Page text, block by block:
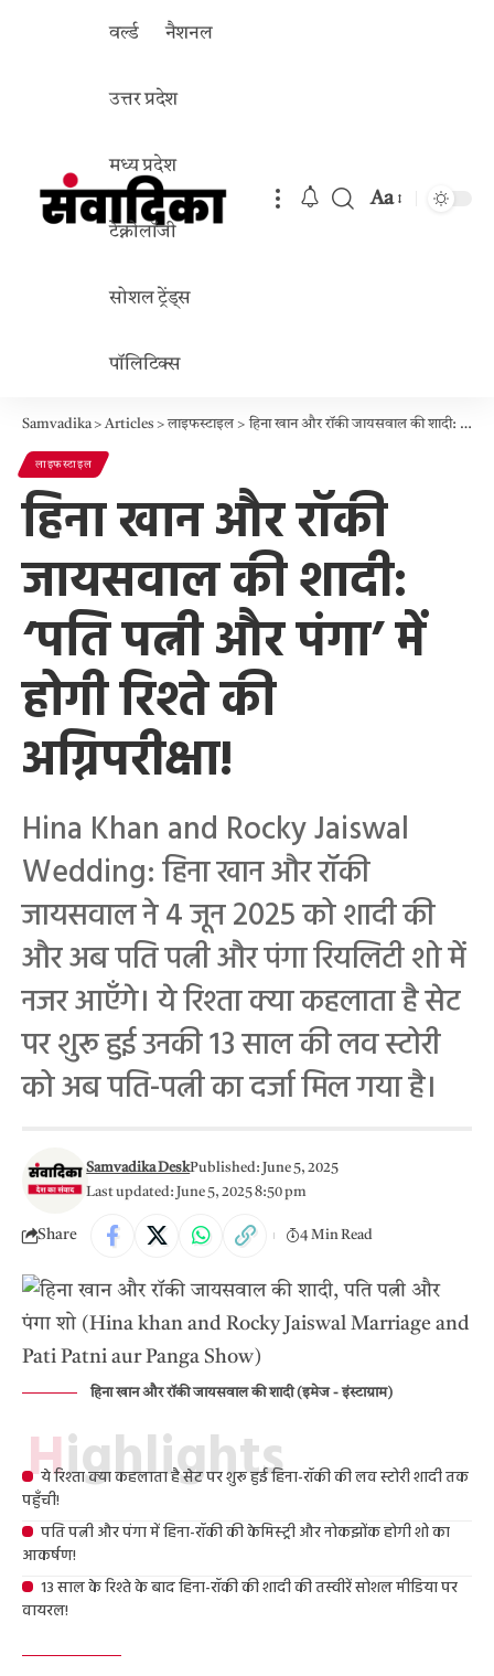
वर्ल्ड नैशनल
उत्तर प्रदेश
मध्य प्रदेश
टेक्नोलॉजी
सोशल ट्रेंड्स
पॉलिटिक्स
Aa
Samvadika>Articles >लाइफस्टाइल >हिना खान और रॉकी जायसवाल की शादी: ‘पति पत्नी और पंगा’ में होगी रिश्ते की अग्निपरीक्षा!
लाइफस्टाइल
हिना खान और रॉकी
जायसवाल की शादी:
‘पति पत्नी और पंगा’ में
होगी रिश्ते की
अग्निपरीक्षा!
Hina Khan and Rocky Jaiswal
Wedding: हिना खान और रॉकी
जायसवाल ने 4 जून 2025 को शादी की
और अब पति पत्नी और पंगा रियलिटी शो में
नजर आएँगे। ये रिश्ता क्या कहलाता है सेट
पर शुरू हुई उनकी 13 साल की लव स्टोरी
को अब पति-पत्नी का दर्जा मिल गया है।
Last updated: June 5, 2025 8:50 pm
Samvadika DeskPublished: June 5, 2025
Share 4 Min Read
हिना खान और रॉकी जायसवाल की शादी (इमेज - इंस्टाग्राम)
Highlights
ये रिश्ता क्या कहलाता है सेट पर शुरू हुई हिना-रॉकी की लव स्टोरी शादी तक
पहुँची!
पति पत्नी और पंगा में हिना-रॉकी की केमिस्ट्री और नोकझोंक होगी शो का
आकर्षण!
13 साल के रिश्ते के बाद हिना-रॉकी की शादी की तस्वीरें सोशल मीडिया पर
वायरल!